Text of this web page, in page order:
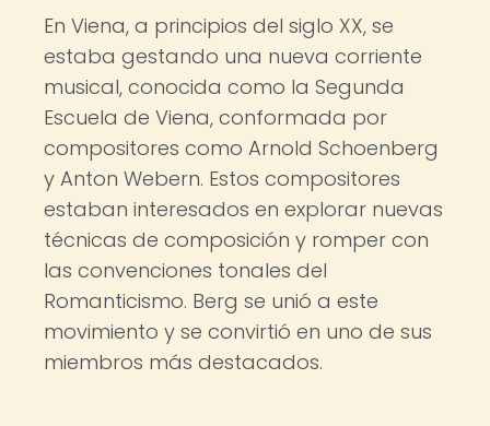
En Viena, a principios del siglo XX, se
estaba gestando una nueva corriente
musical, conocida como la Segunda
Escuela de Viena, conformada por
compositores como Arnold Schoenberg
y Anton Webern. Estos compositores
estaban interesados en explorar nuevas
técnicas de composición y romper con
las convenciones tonales del
Romanticismo. Berg se unió a este
movimiento y se convirtió en uno de sus
miembros más destacados.